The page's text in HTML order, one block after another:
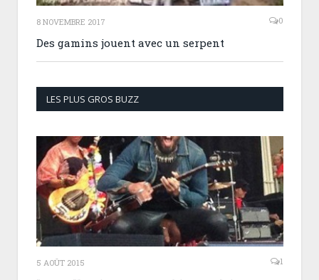
8 NOVEMBRE 2017 0
Des gamins jouent avec un serpent
LES PLUS GROS BUZZ
5 AOÛT 2015 1